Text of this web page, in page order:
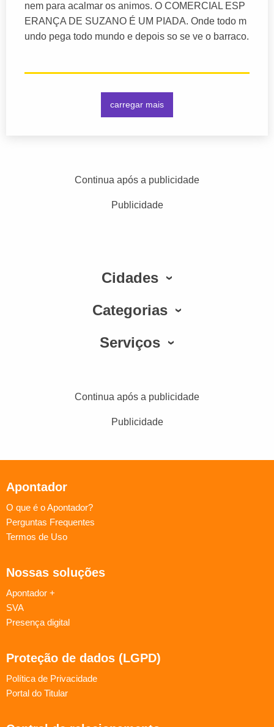
nem para acalmar os animos. O COMERCIAL ESP
ERANÇA DE SUZANO É UM PIADA. Onde todo m
undo pega todo mundo e depois so se ve o barraco.
carregar mais
Continua após a publicidade
Publicidade
Cidades
Categorias
Serviços
Continua após a publicidade
Publicidade
Apontador
O que é o Apontador?
Perguntas Frequentes
Termos de Uso
Nossas soluções
Apontador +
SVA
Presença digital
Proteção de dados (LGPD)
Política de Privacidade
Portal do Titular